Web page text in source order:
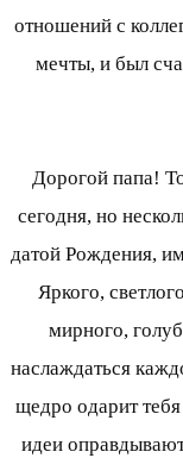
отношений с
мечты, и был
Дорогой папа!
сегодня, но
датой Рождения,
Яркого,
мирного,
наслаждаться
щедро одарит
идеи